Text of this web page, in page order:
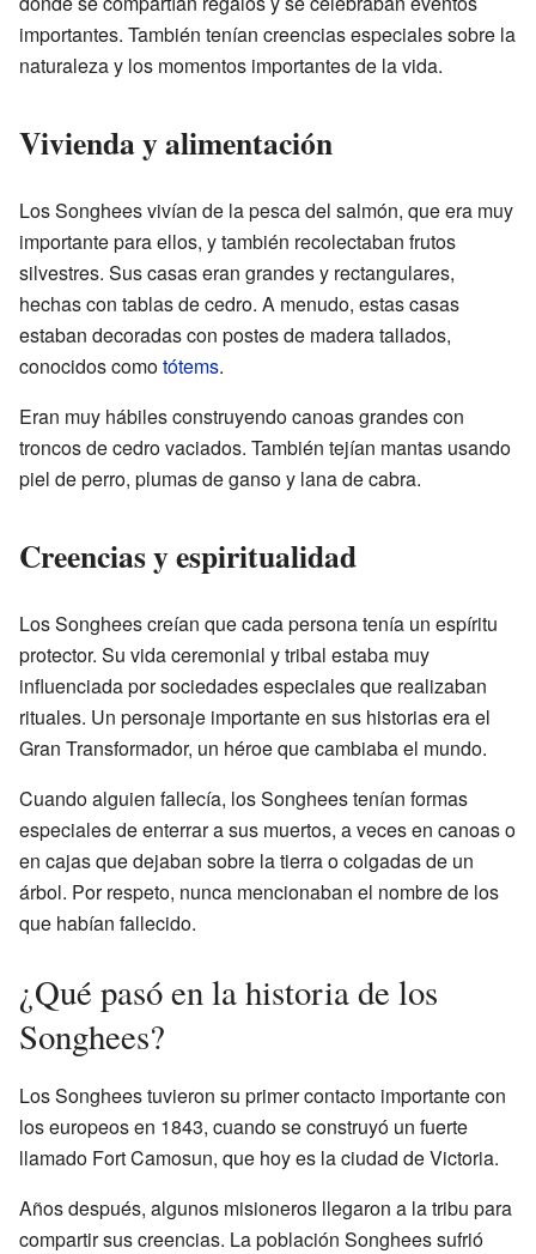
importantes. También tenían creencias especiales sobre la
naturaleza y los momentos importantes de la vida.
Vivienda y alimentación
Los Songhees vivían de la pesca del salmón, que era muy
importante para ellos, y también recolectaban frutos
silvestres. Sus casas eran grandes y rectangulares,
hechas con tablas de cedro. A menudo, estas casas
estaban decoradas con postes de madera tallados,
conocidos comotótems.
Eran muy hábiles construyendo canoas grandes con
troncos de cedro vaciados. También tejían mantas usando
piel de perro, plumas de ganso y lana de cabra.
Creencias y espiritualidad
Los Songhees creían que cada persona tenía un espíritu
protector. Su vida ceremonial y tribal estaba muy
influenciada por sociedades especiales que realizaban
rituales. Un personaje importante en sus historias era el
Gran Transformador, un héroe que cambiaba el mundo.
Cuando alguien fallecía, los Songhees tenían formas
especiales de enterrar a sus muertos, a veces en canoas o
en cajas que dejaban sobre la tierra o colgadas de un
árbol. Por respeto, nunca mencionaban el nombre de los
que habían fallecido.
¿Qué pasó en la historia de los
Songhees?
Los Songhees tuvieron su primer contacto importante con
los europeos en 1843, cuando se construyó un fuerte
llamado Fort Camosun, que hoy es la ciudad de Victoria.
Años después, algunos misioneros llegaron a la tribu para
compartir sus creencias. La población Songhees sufrió